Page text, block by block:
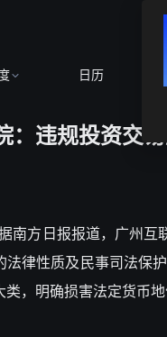
日历
：违规投资交
南方日报报道，广州互
法律性质及民事司法保
，明确损害法定货币